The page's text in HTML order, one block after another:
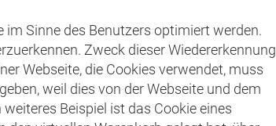
Sinne des Benutzers optimiert werden.
Zweck dieser Wiedererkennung
Webseite, die Cookies verwendet, muss
weil dies von der Webseite und dem
Beispiel ist das Cookie eines